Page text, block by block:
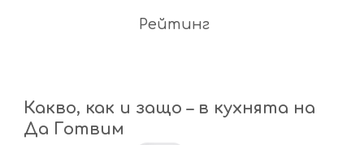
Рейтинг
Какво, как и защо – в кухнята на
Да Готвим